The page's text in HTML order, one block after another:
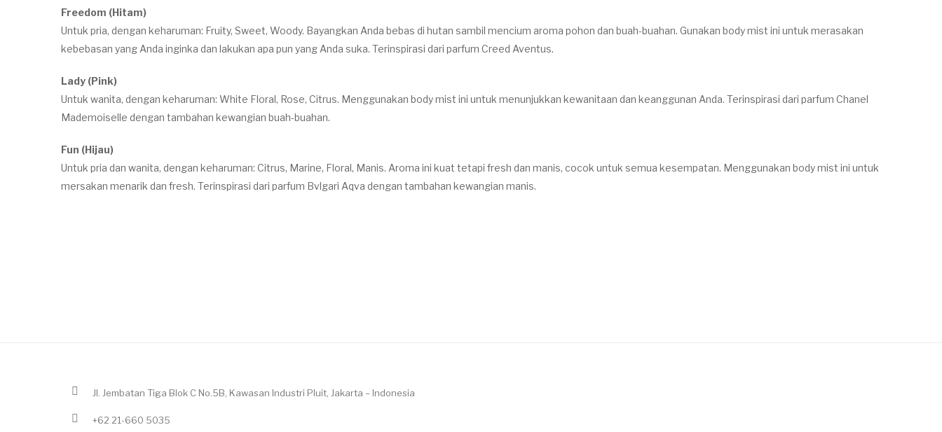
Freedom (Hitam)
Untuk pria, dengan keharuman: Fruity, Sweet, Woody. Bayangkan Anda bebas di hutan sambil mencium aroma pohon dan buah-buahan. Gunakan body mist ini untuk merasakan
kebebasan yang Anda inginka dan lakukan apa pun yang Anda suka. Terinspirasi dari parfum Creed Aventus.
Lady (Pink)
Untuk wanita, dengan keharuman: White Floral, Rose, Citrus. Menggunakan body mist ini untuk menunjukkan kewanitaan dan keanggunan Anda. Terinspirasi dari parfum Chanel
Mademoiselle dengan tambahan kewangian buah-buahan.
Fun (Hijau)
Untuk pria dan wanita, dengan keharuman: Citrus, Marine, Floral, Manis. Aroma ini kuat tetapi fresh dan manis, cocok untuk semua kesempatan. Menggunakan body mist ini untuk
mersakan menarik dan fresh. Terinspirasi dari parfum Bvlgari Aqva dengan tambahan kewangian manis.
Jl. Jembatan Tiga Blok C No.5B, Kawasan Industri Pluit, Jakarta – Indonesia
+62 21-660 5035